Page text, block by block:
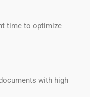
time to optimize
with high